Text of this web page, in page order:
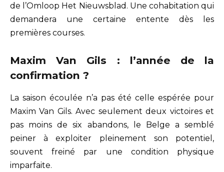
de l’Omloop Het Nieuwsblad. Une cohabitation qui
demandera une certaine entente dès les
premières courses.
Maxim Van Gils : l’année de la
confirmation ?
La saison écoulée n’a pas été celle espérée pour
Maxim Van Gils. Avec seulement deux victoires et
pas moins de six abandons, le Belge a semblé
peiner à exploiter pleinement son potentiel,
souvent freiné par une condition physique
imparfaite.